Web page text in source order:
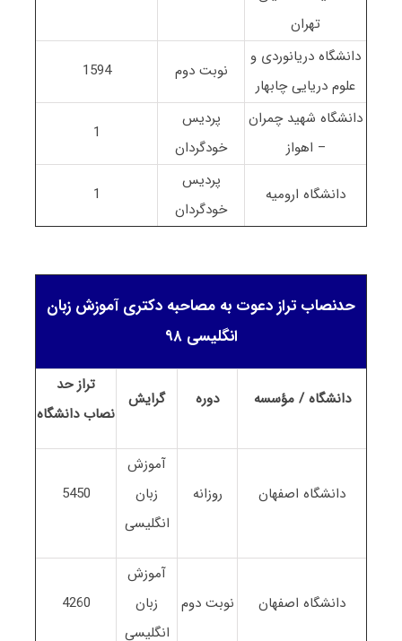
تهران
دانشگاه دریانوردی و
علوم دریایی چابهار
نوبت دوم 1594
دانشگاه شهید چمران
– اهواز
پردیس
خودگردان
1
دانشگاه ارومیه
پردیس
خودگردان
1
حدنصاب تراز دعوت به مصاحبه دکتری آموزش زبان
انگلیسی ۹۸
دانشگاه / مؤسسه دوره گرایش
تراز حد
نصاب دانشگاه
دانشگاه اصفهان روزانه
آموزش
زبان
انگلیسی
5450
دانشگاه اصفهان نوبت دوم
آموزش
زبان
انگلیسی
4260